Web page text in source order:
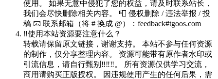
使用。 如果无意中侵犯了您的权益，请及时联系站长，
我们会尽快删除相关内容。 📮 侵权删除 / 违法举报 / 投
稿 📧 联系邮箱（将 # 换成 @）：feedback#tgoos.com
‼️使用本站资源要注意什么？
转载请保留原文链接，谢谢支持。 本站不参与任何资源
的制作，仅分享整理内容。 资源可能带有原作者水印或
引流信息，请自行甄别‼️‼️‼️。 所有资源仅供学习交流，
商用请购买正版授权。 因违规使用产生的任何后果，需